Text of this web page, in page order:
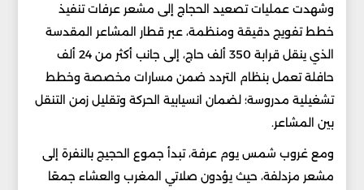
وشهدت عمليات تصعيد الحجاج إلى مشعر عرفات تنفيذ
خطط تفويج دقيقة ومنظمة، عبر قطار المشاعر المقدسة
الذي ينقل قرابة 350 ألف حاج، إلى جانب أكثر من 24 ألف
حافلة تعمل بنظام التردد ضمن مسارات مخصصة وخطط
تشغيلية مدروسة؛ لضمان انسيابية الحركة وتقليل زمن التنقل
بين المشاعر.
ومع غروب شمس يوم عرفة، تبدأ جموع الحجيج بالنفرة إلى
مشعر مزدلفة، حيث يؤدون صلاتي المغرب والعشاء جمعًا